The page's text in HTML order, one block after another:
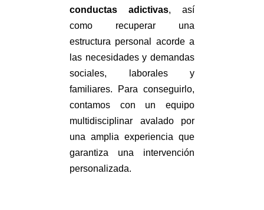
conductas adictivas, así
como recuperar una
estructura personal acorde a
las necesidades y demandas
sociales, laborales y
familiares. Para conseguirlo,
contamos con un equipo
multidisciplinar avalado por
una amplia experiencia que
garantiza una intervención
personalizada.